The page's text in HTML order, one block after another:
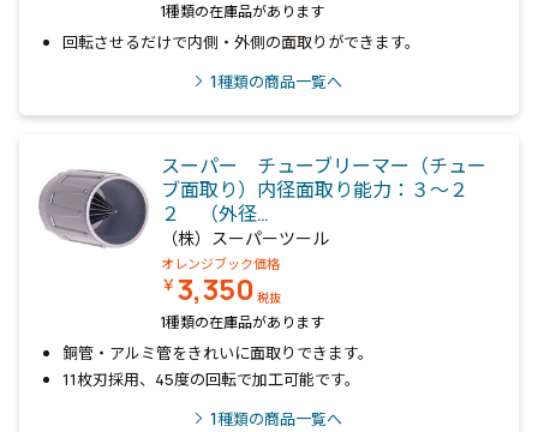
1種類の在庫品があります
回転させるだけで内側・外側の面取りができます。
1種類の商品一覧へ
スーパー チューブリーマー（チュー
ブ面取り）内径面取り能力：３～２
２ （外径…
（株）スーパーツール
オレンジブック価格
￥3,350 税抜
1種類の在庫品があります
銅管・アルミ管をきれいに面取りできます。
11枚刃採用、45度の回転で加工可能です。
1種類の商品一覧へ